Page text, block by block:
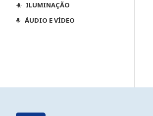
ILUMINAÇÃO
ÁUDIO E VÍDEO